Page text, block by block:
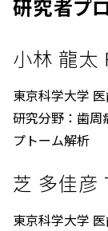
研究者プ
小林 龍太
東京科学大学
研究分野：歯周
プトーム解析
芝 多佳彦
東京科学大学